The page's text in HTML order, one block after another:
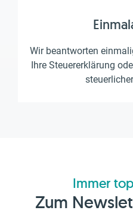
Wir beantworten
Ihre Steuererklärung
Immer
Zum